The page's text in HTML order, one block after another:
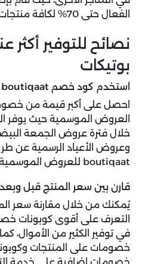
الفعال حتى 70% لكافة منتجات المتجر من الملابس.
نصائح للتوفير
بوتيكات
استخدم كود خصم boutiqaat مع التخفيضات الموسمية
احصل على أكبر قيمة من
العروض الموسمية حيث يوفر
خلال فترة عروض الجمعة
وعروض الأعياد الرسمية عن
boutiqaat للعروض الموسمية المتوفر لدى تطبيق يوفر.
قارن بين سعر المنتج قبل
يُمكنك من خلال مقارنة سعر
التعرف على أقوى كوبونات
في توفير الكثير من الأموال،
خصومات على المنتجات